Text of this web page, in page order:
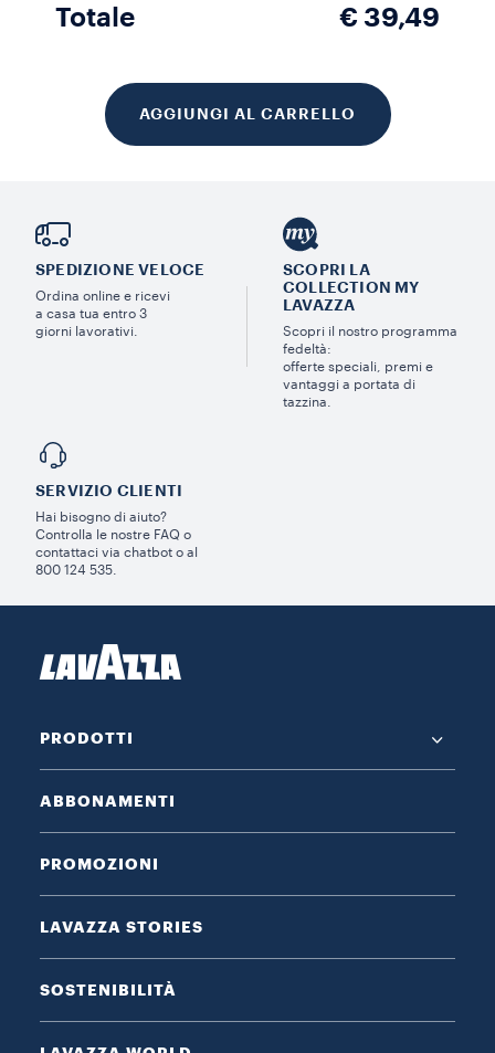
Totale € 39,49
AGGIUNGI AL CARRELLO
SPEDIZIONE VELOCE
Ordina online e ricevi
a casa tua entro 3
giorni lavorativi.
SCOPRI LA
COLLECTION MY
LAVAZZA
Scopri il nostro programma
fedeltà:
offerte speciali, premi e
vantaggi a portata di
tazzina.
SERVIZIO CLIENTI​
Hai bisogno di aiuto?​
Controlla le nostre FAQ o
contattaci via chatbot o al
800 124 535.
PRODOTTI
ABBONAMENTI
PROMOZIONI
LAVAZZA STORIES
SOSTENIBILITÀ